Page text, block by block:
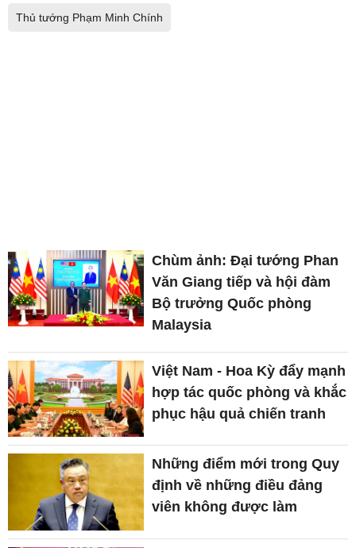
Thủ tướng Phạm Minh Chính
Chùm ảnh: Đại tướng Phan
Văn Giang tiếp và hội đàm
Bộ trưởng Quốc phòng
Malaysia
Việt Nam - Hoa Kỳ đẩy mạnh
hợp tác quốc phòng và khắc
phục hậu quả chiến tranh
Những điểm mới trong Quy
định về những điều đảng
viên không được làm